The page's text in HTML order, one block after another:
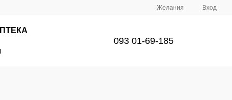
Желания Вход
093 01-69-185